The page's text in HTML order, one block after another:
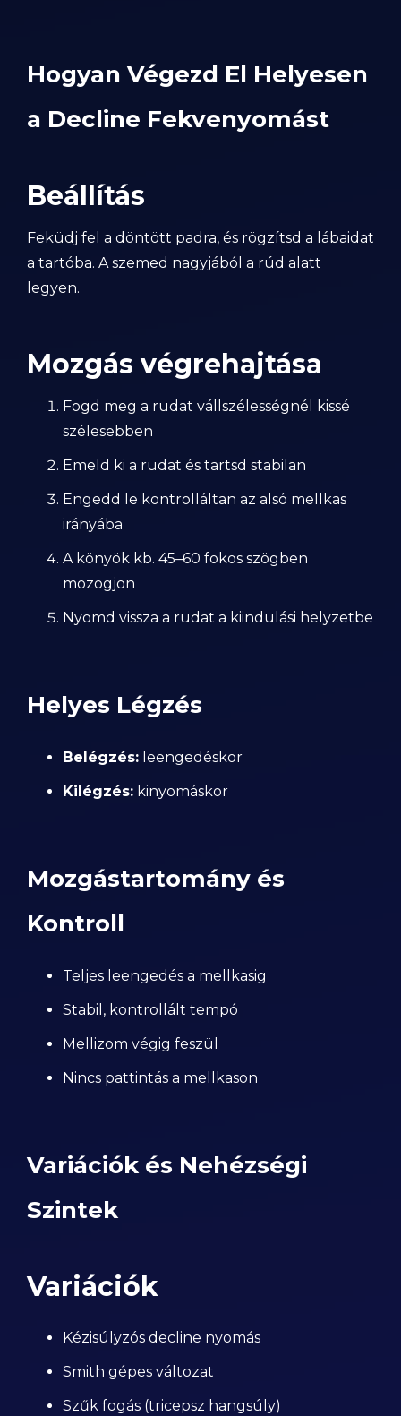
Hogyan Végezd El Helyesen
a Decline Fekvenyomást
Beállítás
Feküdj fel a döntött padra, és rögzítsd a lábaidat
a tartóba. A szemed nagyjából a rúd alatt
legyen.
Mozgás végrehajtása
Fogd meg a rudat vállszélességnél kissé
szélesebben
Emeld ki a rudat és tartsd stabilan
Engedd le kontrolláltan az alsó mellkas
irányába
A könyök kb. 45–60 fokos szögben
mozogjon
Nyomd vissza a rudat a kiindulási helyzetbe
Helyes Légzés
Belégzés: leengedéskor
Kilégzés: kinyomáskor
Mozgástartomány és
Kontroll
Teljes leengedés a mellkasig
Stabil, kontrollált tempó
Mellizom végig feszül
Nincs pattintás a mellkason
Variációk és Nehézségi
Szintek
Variációk
Kézisúlyzós decline nyomás
Smith gépes változat
Szűk fogás (tricepsz hangsúly)